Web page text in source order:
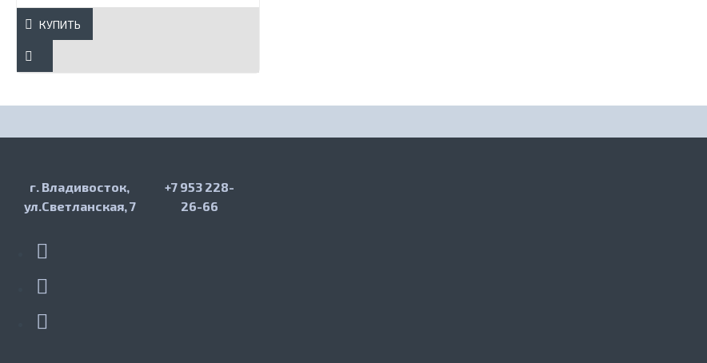
КУПИТЬ
г. Владивосток,
ул.Светланская, 7
+7 953 228-
26-66